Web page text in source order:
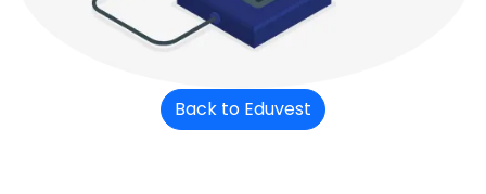
Back to Eduvest